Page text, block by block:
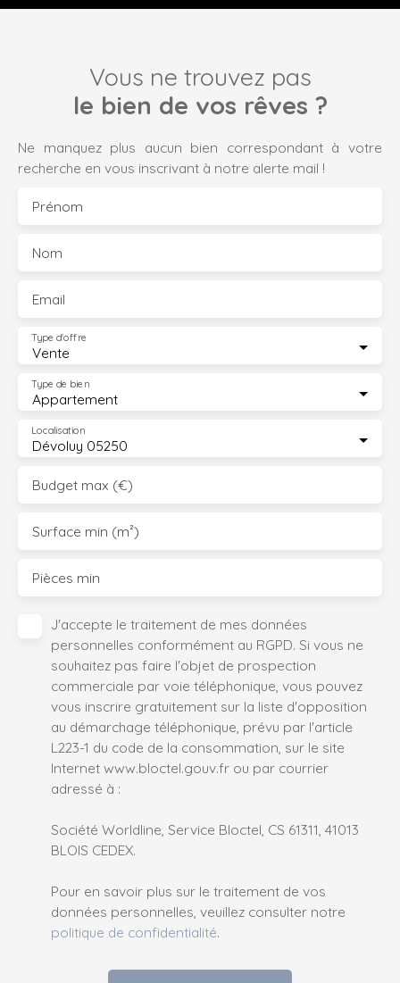
Vous ne trouvez pas
le bien de vos rêves ?
Ne manquez plus aucun bien correspondant à votre
recherche en vous inscrivant à notre alerte mail !
Prénom
Nom
Email
Vente
Type d'offre
Appartement
Type de bien
Dévoluy 05250
Localisation
Budget max (€)
Surface min (m²)
Pièces min
J'accepte le traitement de mes données
personnelles conformément au RGPD. Si vous ne
souhaitez pas faire l'objet de prospection
commerciale par voie téléphonique, vous pouvez
vous inscrire gratuitement sur la liste d'opposition
au démarchage téléphonique, prévu par l'article
L223-1 du code de la consommation, sur le site
Internet www.bloctel.gouv.fr ou par courrier
adressé à :
Société Worldline, Service Bloctel, CS 61311, 41013
BLOIS CEDEX.
Pour en savoir plus sur le traitement de vos
données personnelles, veuillez consulter notre
politique de confidentialité.